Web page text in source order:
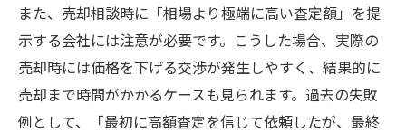
また、売却相談時に「相場より極端に高い査定額」を提
示する会社には注意が必要です。こうした場合、実際の
売却時には価格を下げる交渉が発生しやすく、結果的に
売却まで時間がかかるケースも見られます。過去の失敗
例として、「最初に高額査定を信じて依頼したが、最終